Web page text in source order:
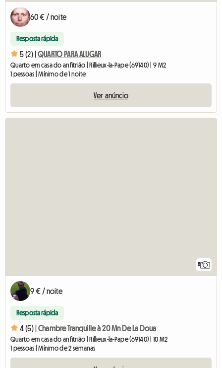
60 € / noite
Resposta rápida
5 (2) | QUARTO PARA ALUGAR
Quarto em casa do anfitrião | Rillieux-la-Pape (69140) | 9 M2
1 pessoas | Mínimo de 1 noite
Ver anúncio
8
9 € / noite
Resposta rápida
4 (5) | Chambre Tranquille à 20 Mn De La Doua
Quarto em casa do anfitrião | Rillieux-la-Pape (69140) | 10 M2
1 pessoas | Mínimo de 2 semanas